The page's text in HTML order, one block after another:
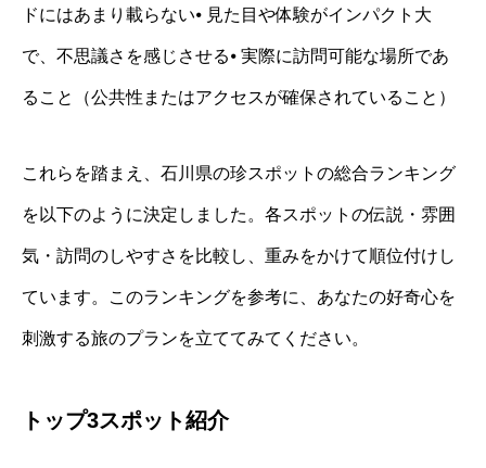
ドにはあまり載らない⦁ 見た目や体験がインパクト大
で、不思議さを感じさせる⦁ 実際に訪問可能な場所であ
ること（公共性またはアクセスが確保されていること）
これらを踏まえ、石川県の珍スポットの総合ランキング
を以下のように決定しました。各スポットの伝説・雰囲
気・訪問のしやすさを比較し、重みをかけて順位付けし
ています。このランキングを参考に、あなたの好奇心を
刺激する旅のプランを立ててみてください。
トップ3スポット紹介